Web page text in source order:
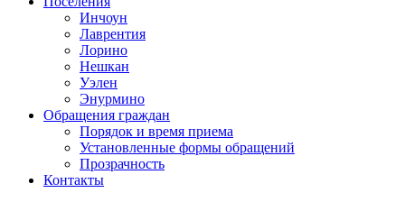
Инчоун
Лаврентия
Лорино
Нешкан
Уэлен
Энурмино
Обращения граждан
Порядок и время приема
Установленные формы обращений
Прозрачность
Контакты